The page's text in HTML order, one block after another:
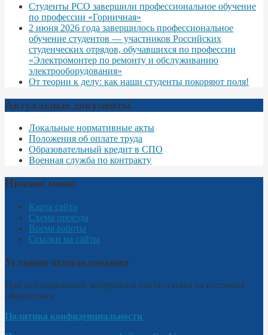
Студенты РСО завершили профессиональное обучение
по профессии «Горничная»
2 июня 2026 года завершилось профессиональное
обучение студентов — участников Российских
студенческих отрядов, обучавшихся по профессии
«Электромонтер по ремонту и обслуживанию
электрооборудования»
От теории к делу: как наши студенты покоряют поля!
Актуальные документы
Локальные нормативные акты
Положения об оплате труда
Образовательный кредит в СПО
Военная служба по контракту
Нижнее меню
Карта сайта
Схема проезда
Время работы
Ссылки на сайты
Условия использования
При использовании материалов сайта ссылка на источник
обязательна.
Политика конфиденциальности